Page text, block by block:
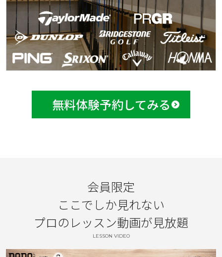
無料体験予約してみる
会員限定
ここでしか見れない
プロのレッスン動画が見放題
LESSON VIDEO